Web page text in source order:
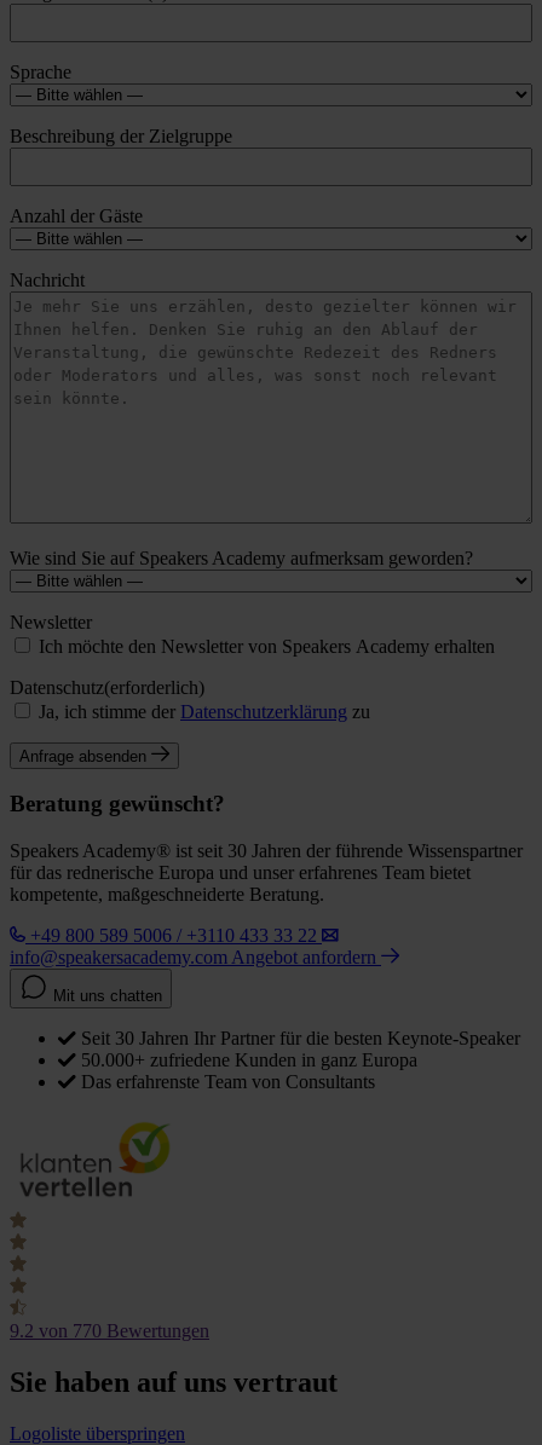
Sprache
Beschreibung der Zielgruppe
Anzahl der Gäste
Nachricht
Wie sind Sie auf Speakers Academy aufmerksam geworden?
Newsletter
Ich möchte den Newsletter von Speakers Academy erhalten
Datenschutz(erforderlich)
Ja, ich stimme der Datenschutzerklärung zu
Anfrage absenden
Beratung gewünscht?
Speakers Academy® ist seit 30 Jahren der führende Wissenspartner
für das rednerische Europa und unser erfahrenes Team bietet
kompetente, maßgeschneiderte Beratung.
+49 800 589 5006 / +3110 433 33 22
info@speakersacademy.com Angebot anfordern
Mit uns chatten
Seit 30 Jahren Ihr Partner für die besten Keynote-Speaker
50.000+ zufriedene Kunden in ganz Europa
Das erfahrenste Team von Consultants
9.2 von 770 Bewertungen
Sie haben auf uns vertraut
Logoliste überspringen